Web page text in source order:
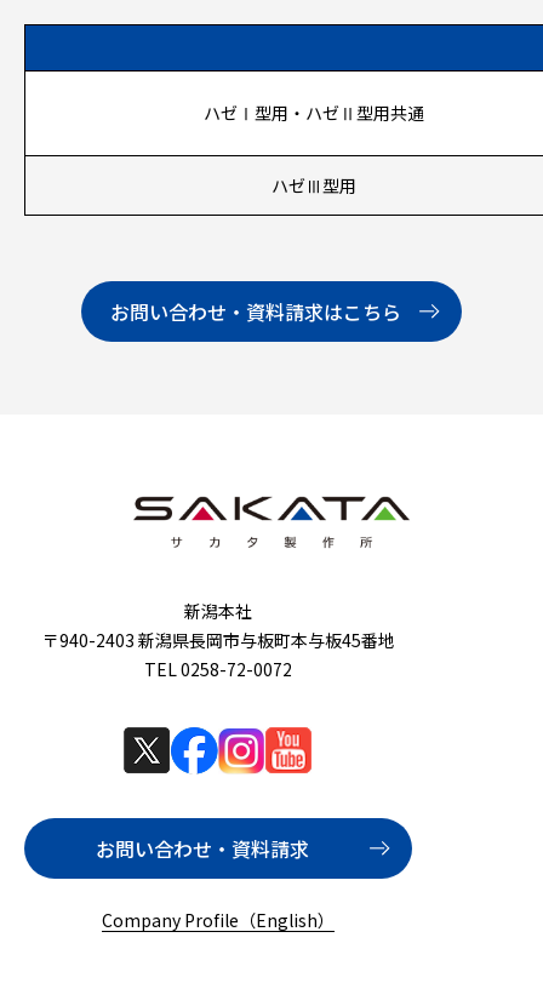
ハゼⅠ型用・ハゼⅡ型用共通
ハゼⅢ型用
お問い合わせ・資料請求はこちら
新潟本社
〒940-2403 新潟県長岡市与板町本与板45番地
TEL 0258-72-0072
お問い合わせ・資料請求
Company Profile（English）